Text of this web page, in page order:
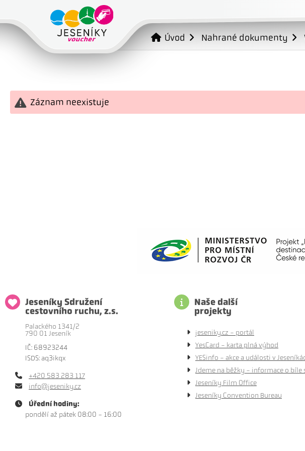
Úvod Nahrané dokumenty
Záznam neexistuje
Jeseníky Sdružení
cestovního ruchu, z.s.
Palackého 1341/2
790 01 Jeseník
IČ: 68923244
ISDS: aq3ikqx
+420 583 283 117
info@jeseniky.cz
Úřední hodiny:
pondělí až pátek 08:00 - 16:00
Naše další
projekty
jeseniky.cz - portál
YesCard - karta plná výhod
YESinfo - akce a události v
Jdeme na běžky - informace o bíle
Jeseníky Film Office
Jeseníky Convention Bureau